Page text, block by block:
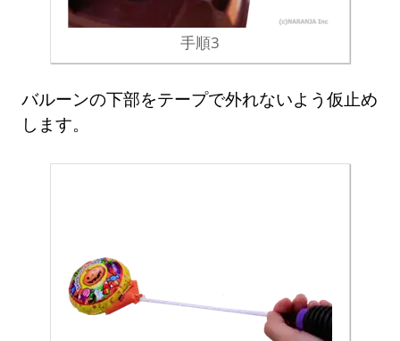
手順3
バルーンの下部をテープで外れないよう仮止め
します。